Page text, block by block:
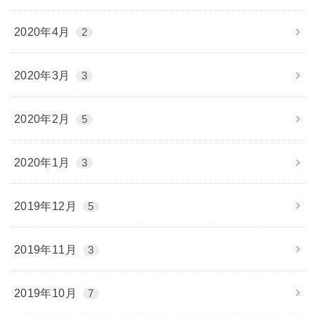
2020年4月 2
2020年3月 3
2020年2月 5
2020年1月 3
2019年12月 5
2019年11月 3
2019年10月 7